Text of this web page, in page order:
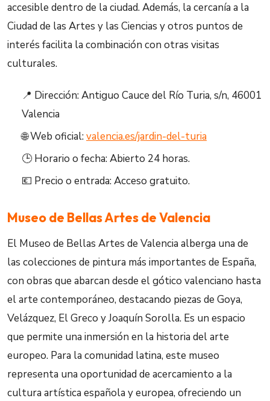
accesible dentro de la ciudad. Además, la cercanía a la
Ciudad de las Artes y las Ciencias y otros puntos de
interés facilita la combinación con otras visitas
culturales.
📍 Dirección: Antiguo Cauce del Río Turia, s/n, 46001
Valencia
🌐 Web oficial:valencia.es/jardin-del-turia
🕒 Horario o fecha: Abierto 24 horas.
💶 Precio o entrada: Acceso gratuito.
Museo de Bellas Artes de Valencia
El Museo de Bellas Artes de Valencia alberga una de
las colecciones de pintura más importantes de España,
con obras que abarcan desde el gótico valenciano hasta
el arte contemporáneo, destacando piezas de Goya,
Velázquez, El Greco y Joaquín Sorolla. Es un espacio
que permite una inmersión en la historia del arte
europeo. Para la comunidad latina, este museo
representa una oportunidad de acercamiento a la
cultura artística española y europea, ofreciendo un